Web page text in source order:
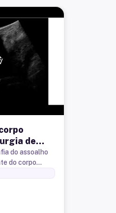
de
do assoalho
do corpo
redesignização